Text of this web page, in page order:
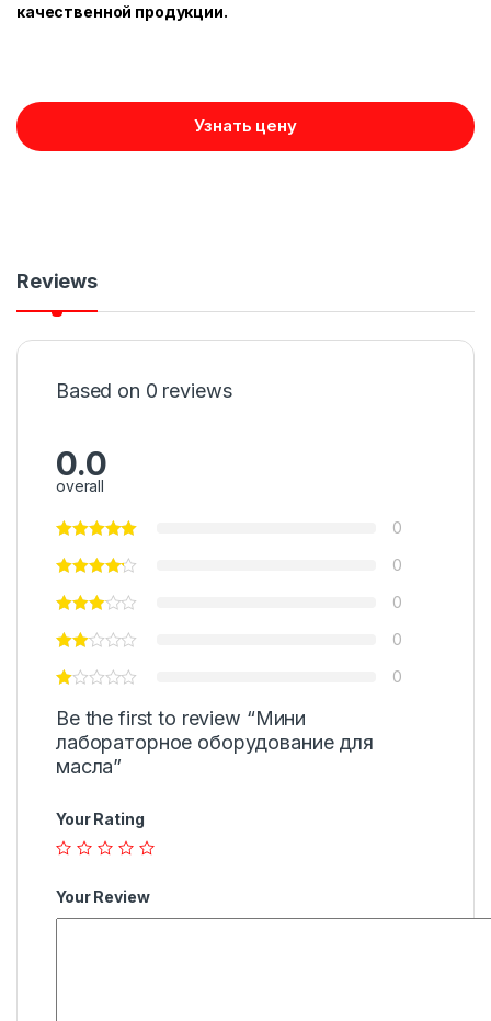
качественной продукции.
Узнать цену
Reviews
Based on 0 reviews
0.0
overall
0
0
0
0
0
Be the first to review “Мини
лабораторное оборудование для
масла”
Your Rating
Your Review